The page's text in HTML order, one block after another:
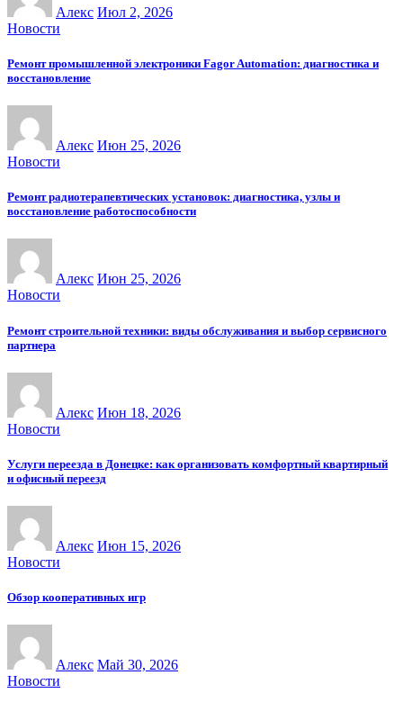
Алекс Июл 2, 2026
Новости
Ремонт промышленной электроники Fagor Automation: диагностика и
восстановление
Алекс Июн 25, 2026
Новости
Ремонт радиотерапевтических установок: диагностика, узлы и
восстановление работоспособности
Алекс Июн 25, 2026
Новости
Ремонт строительной техники: виды обслуживания и выбор сервисного
партнера
Алекс Июн 18, 2026
Новости
Услуги переезда в Донецке: как организовать комфортный квартирный
и офисный переезд
Алекс Июн 15, 2026
Новости
Обзор кооперативных игр
Алекс Май 30, 2026
Новости